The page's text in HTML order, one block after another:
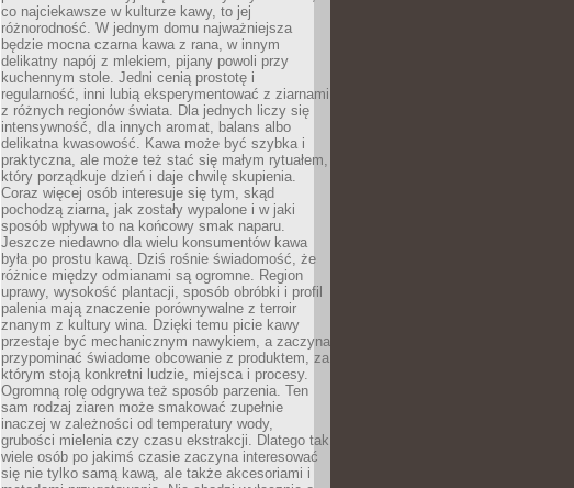
co najciekawsze w kulturze kawy, to jej
różnorodność. W jednym domu najważniejsza
będzie mocna czarna kawa z rana, w innym
delikatny napój z mlekiem, pijany powoli przy
kuchennym stole. Jedni cenią prostotę i
regularność, inni lubią eksperymentować z ziarnami
z różnych regionów świata. Dla jednych liczy się
intensywność, dla innych aromat, balans albo
delikatna kwasowość. Kawa może być szybka i
praktyczna, ale może też stać się małym rytuałem,
który porządkuje dzień i daje chwilę skupienia.
Coraz więcej osób interesuje się tym, skąd
pochodzą ziarna, jak zostały wypalone i w jaki
sposób wpływa to na końcowy smak naparu.
Jeszcze niedawno dla wielu konsumentów kawa
była po prostu kawą. Dziś rośnie świadomość, że
różnice między odmianami są ogromne. Region
uprawy, wysokość plantacji, sposób obróbki i profil
palenia mają znaczenie porównywalne z terroir
znanym z kultury wina. Dzięki temu picie kawy
przestaje być mechanicznym nawykiem, a zaczyna
przypominać świadome obcowanie z produktem, za
którym stoją konkretni ludzie, miejsca i procesy.
Ogromną rolę odgrywa też sposób parzenia. Ten
sam rodzaj ziaren może smakować zupełnie
inaczej w zależności od temperatury wody,
grubości mielenia czy czasu ekstrakcji. Dlatego tak
wiele osób po jakimś czasie zaczyna interesować
się nie tylko samą kawą, ale także akcesoriami i